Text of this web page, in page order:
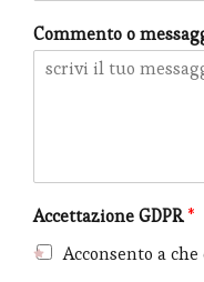
Commento o
Accettazione GDPR*
Acconsento a